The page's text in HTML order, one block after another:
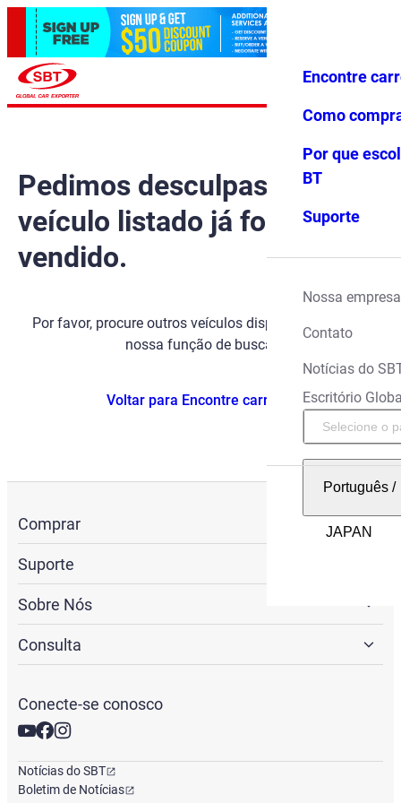
Favoritos Menu
Encontre
Como
Por que
BT
Suporte
Nossa empresa
Contato
Notícias do
Escritório
Português/
Pedimos desculpas, mas o
veículo listado já foi
vendido.
Por favor, procure outros veículos disponíveis usando
nossa função de busca.
Voltar para Encontre carros
Comprar
Suporte
Sobre Nós
Consulta
Conecte-se conosco
Notícias do SBT
Boletim de Notícias